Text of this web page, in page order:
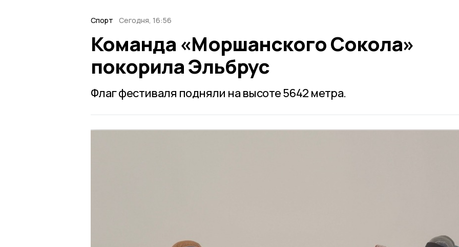
Спорт Сегодня, 16:56
Команда «Моршанского Сокола»
покорила Эльбрус
Флаг фестиваля подняли на высоте 5642 метра.